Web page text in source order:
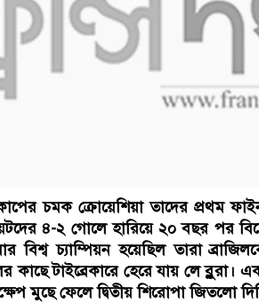
চমক ক্রোয়েশিয়া তাদের প্রথম
৪-২ গোলে হারিয়ে ২০ বছর পর
বিশ্ব চ্যাম্পিয়ন হয়েছিল তারা
কাছে টাইব্রেকারে হেরে যায় লে
মুছে ফেলে দ্বিতীয় শিরোপা জিতলো